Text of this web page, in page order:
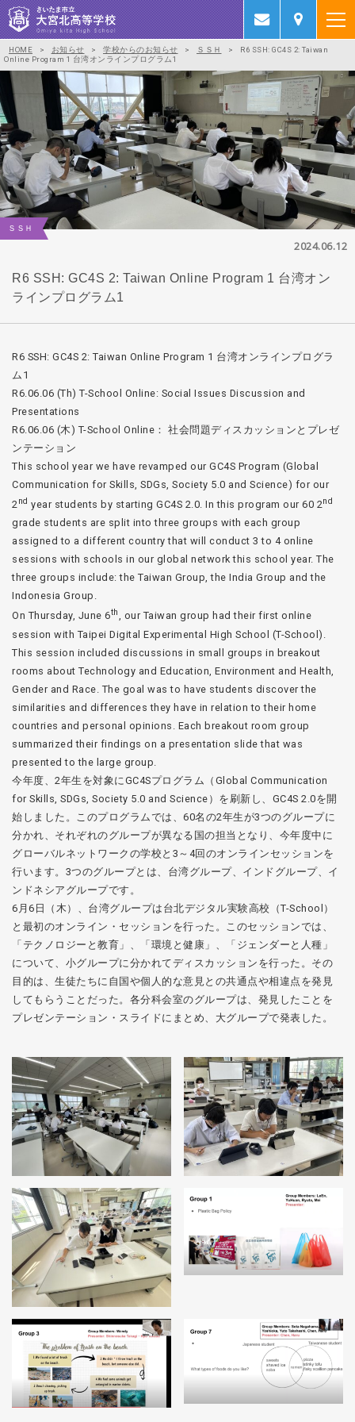
HOME > お知らせ > 学校からのお知らせ > ＳＳＨ >
R6 SSH: GC4S 2: Taiwan
Online Program 1 台湾オンラインプログラム1
ＳＳＨ
2024.06.12
R6 SSH: GC4S 2: Taiwan Online Program 1 台湾オン
ラインプログラム1
R6 SSH: GC4S 2: Taiwan Online Program 1 台湾オンラインプログラ
ム1
R6.06.06 (Th) T-School Online: Social Issues Discussion and
Presentations
R6.06.06 (木) T-School Online： 社会問題ディスカッションとプレゼ
ンテーション
This school year we have revamped our GC4S Program (Global
Communication for Skills, SDGs, Society 5.0 and Science) for our
2nd year students by starting GC4S 2.0. In this program our 60 2nd
grade students are split into three groups with each group
assigned to a different country that will conduct 3 to 4 online
sessions with schools in our global network this school year. The
three groups include: the Taiwan Group, the India Group and the
Indonesia Group.
On Thursday, June 6th, our Taiwan group had their first online
session with Taipei Digital Experimental High School (T-School).
This session included discussions in small groups in breakout
rooms about Technology and Education, Environment and Health,
Gender and Race. The goal was to have students discover the
similarities and differences they have in relation to their home
countries and personal opinions. Each breakout room group
summarized their findings on a presentation slide that was
presented to the large group.
今年度、2年生を対象にGC4Sプログラム（Global Communication
for Skills, SDGs, Society 5.0 and Science）を刷新し、GC4S 2.0を開
始しました。このプログラムでは、60名の2年生が3つのグループに
分かれ、それぞれのグループが異なる国の担当となり、今年度中に
グローバルネットワークの学校と3～4回のオンラインセッションを
行います。3つのグループとは、台湾グループ、インドグループ、イ
ンドネシアグループです。
6月6日（木）、台湾グループは台北デジタル実験高校（T-School）
と最初のオンライン・セッションを行った。このセッションでは、
「テクノロジーと教育」、「環境と健康」、「ジェンダーと人種」
について、小グループに分かれてディスカッションを行った。その
目的は、生徒たちに自国や個人的な意見との共通点や相違点を発見
してもらうことだった。各分科会室のグループは、発見したことを
プレゼンテーション・スライドにまとめ、大グループで発表した。